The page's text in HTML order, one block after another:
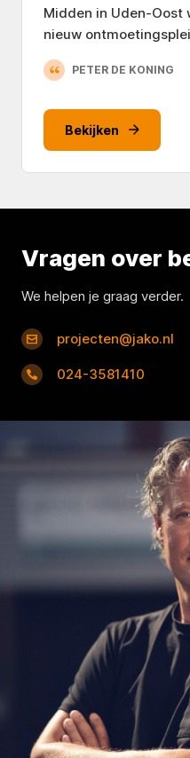
Midden in Uden-Oost
nieuw
PETER DE KONING
Bekijken
Vragen over
We helpen je graag verder.
projecten@jako.nl
024-3581410